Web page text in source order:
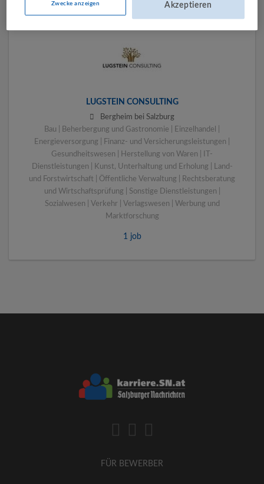
LUGSTEIN CONSULTING
Bergheim bei Salzburg
Bau | Beherbergung und Gastronomie | Einzelhandel |
Energieversorgung | Finanz- und Versicherungsleistungen |
Gesundheitswesen | Herstellung von Waren | IT-
Dienstleistungen | Kunst, Unterhaltung und Erholung | Land-
und Forstwirtschaft | Öffentliche Verwaltung | Rechtsberatung
und Wirtschaftsprüfung | Sonstige Dienstleistungen |
Sozialwesen | Verkehr | Verlagswesen | Werbung und
Marktforschung
1 job
FÜR BEWERBER
Zwecke anzeigen Akzeptieren